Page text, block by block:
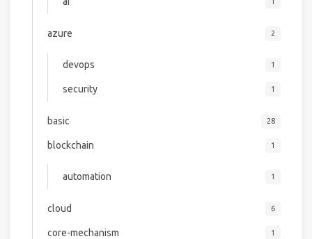
azure 2
devops 1
security 1
basic 28
blockchain 1
automation 1
cloud 6
core-mechanism 1